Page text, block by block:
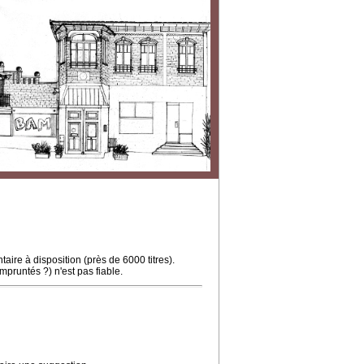
à disposition (près de 6000 titres).
?) n'est pas fiable.